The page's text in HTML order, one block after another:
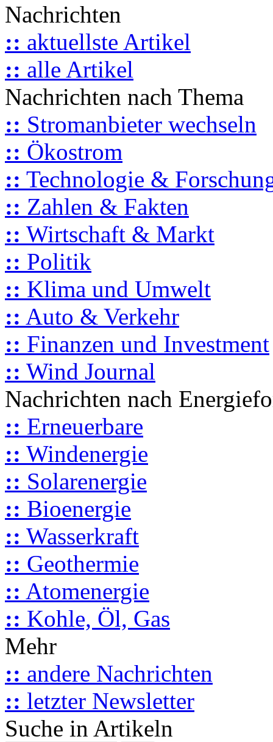
Nachrichten
:: aktuellste Artikel
:: alle Artikel
Nachrichten nach Thema
:: Stromanbieter wechseln
:: Ökostrom
:: Technologie &
:: Zahlen & Fakten
:: Wirtschaft & Markt
:: Politik
:: Klima und Umwelt
:: Auto & Verkehr
:: Finanzen und Investment
:: Wind Journal
Nachrichten nach
:: Erneuerbare
:: Windenergie
:: Solarenergie
:: Bioenergie
:: Wasserkraft
:: Geothermie
:: Atomenergie
:: Kohle, Öl, Gas
Mehr
:: andere Nachrichten
:: letzter Newsletter
Suche in Artikeln